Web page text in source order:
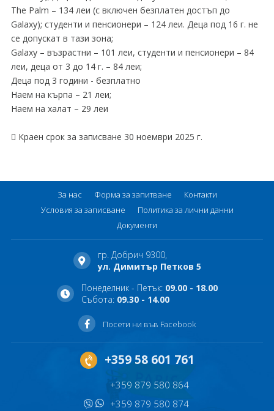
The Palm – 134 леи (с включен безплатен достъп до
Galaxy); студенти и пенсионери – 124 леи. Деца под 16 г. не
се допускат в тази зона;
Galaxy – възрастни – 101 леи, студенти и пенсионери – 84
леи, деца от 3 до 14 г. – 84 леи;
Деца под 3 години - безплатно
Наем на кърпа – 21 леи;
Наем на халат – 29 леи
 Краен срок за записване 30 ноември 2025 г.
За нас Форма за запитване
Контакти
Условия за записване
Политика за лични данни
Документи
гр. Добрич 9300,
ул. Димитър Петков 5
Понеделник - Петък: 09.00 - 18.00
Събота: 09.30 - 14.00
Посети ни във Facebook
+359 58 601 761
+359 879 580 864
+359 879 580 874